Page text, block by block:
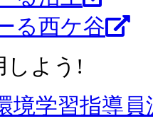
る⻄ケ谷
しよう!
境学習指導員